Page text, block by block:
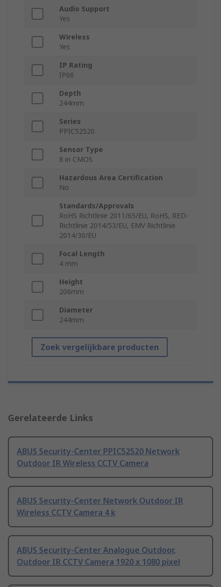
Audio Support
Yes
Wireless
Yes
IP Rating
IP66
Depth
244mm
Series
PPIC52520
Sensor Type
8 in CMOS
Hazardous Area Certification
No
Standards/Approvals
RoHS Richtlinie 2011/65/EU, RoHS, RED-
Richtlinie 2014/53/EU, EMV Richtlinie
2014/30/EU
Focal Length
4 mm
Height
206mm
Diameter
244mm
Zoek vergelijkbare producten
Gerelateerde Links
ABUS Security-Center PPIC52520 Network
Outdoor IR Wireless CCTV Camera
ABUS Security-Center Network Outdoor IR
Wireless CCTV Camera 4 k
ABUS Security-Center Analogue Outdoor,
Outdoor IR CCTV Camera 1920 x 1080 pixel